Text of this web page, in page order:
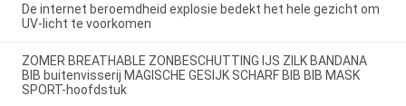
De internet beroemdheid explosie bedekt het hele gezicht om
UV-licht te voorkomen
ZOMER BREATHABLE ZONBESCHUTTING IJS ZILK BANDANA
BIB buitenvisserij MAGISCHE GESIJK SCHARF BIB BIB MASK
SPORT-hoofdstuk